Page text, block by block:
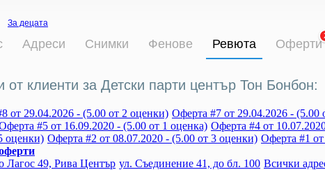
За децата
Адреси Снимки Фенове Ревюта Оферти
от клиенти за Детски парти център Тон Бонбон:
от 29.04.2026 - (5.00 от 2 оценки) Оферта #7 от 29.04.2026 - (5.00
#5 от 16.09.2020 - (5.00 от 1 оценка) Оферта #4 от
оценки) Оферта #2 от 08.07.2020 - (5.00 от 3 оценки) Оферта #1
Лагос 49, Рива Център ул. Съединение 41, до бл. 100 Всички